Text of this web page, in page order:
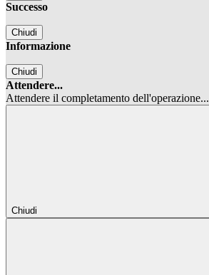
Successo
Chiudi
Informazione
Chiudi
Attendere...
Attendere il completamento dell'operazione...
Chiudi